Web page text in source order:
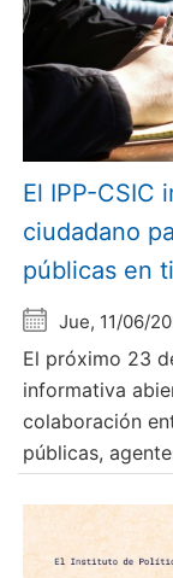
El IPP-CSIC
ciudadano
públicas en
Jue, 11/06/
El próximo 23
informativa
colaboración
públicas,